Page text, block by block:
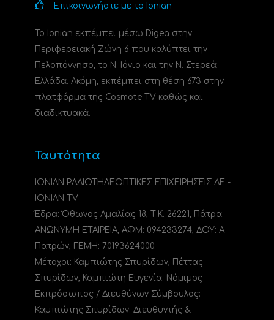
Επικοινωνήστε με το Ionian
Το Ionian εκπέμπει μέσω Digea στην
Περιφερειακή Ζώνη 6 που καλύπτει την
Πελοπόννησο, το N. Ιόνιο και την Ν. Στερεά
Ελλάδα. Ακόμη, εκπέμπει στη θέση 673 στην
πλατφόρμα της Cosmote TV καθώς και
διαδικτυακά.
Ταυτότητα
ΙΟΝΙΑΝ ΡΑΔΙΟΤΗΛΕΟΠΤΙΚΕΣ ΕΠΙΧΕΙΡΗΣΕΙΣ ΑΕ -
IONIAN TV
Έδρα: Όθωνος Αμαλίας 18, Τ.Κ. 26221, Πάτρα.
ΑΝΩΝΥΜΗ ΕΤΑΙΡΕΙΑ, ΑΦΜ: 094233274, ΔΟΥ: A
Πατρών, ΓΕΜΗ: 70193624000.
Μέτοχοι: Καμπιώτης Σπυρίδων, Πέττας
Σπυρίδων, Καμπιώτη Ευγενία. Νόμιμος
Εκπρόσωπος / Διευθύνων Σύμβουλος:
Καμπιώτης Σπυρίδων. Διευθυντής &